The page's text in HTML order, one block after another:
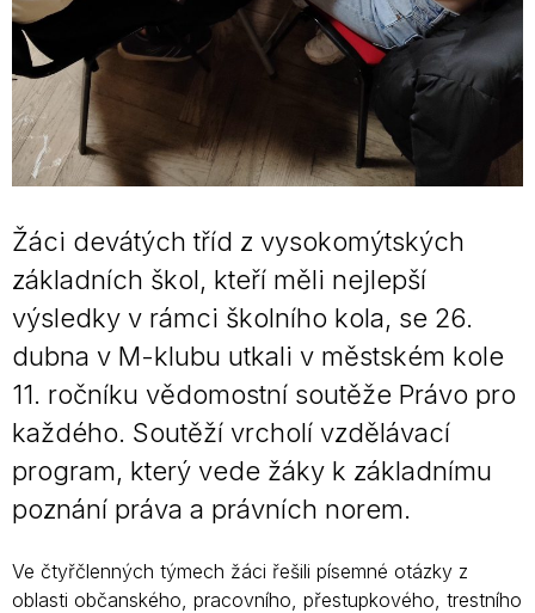
Žáci devátých tříd z vysokomýtských
základních škol, kteří měli nejlepší
výsledky v rámci školního kola, se 26.
dubna v M-klubu utkali v městském kole
11. ročníku vědomostní soutěže Právo pro
každého. Soutěží vrcholí vzdělávací
program, který vede žáky k základnímu
poznání práva a právních norem.
Ve čtyřčlenných týmech žáci řešili písemné otázky z
oblasti občanského, pracovního, přestupkového, trestního